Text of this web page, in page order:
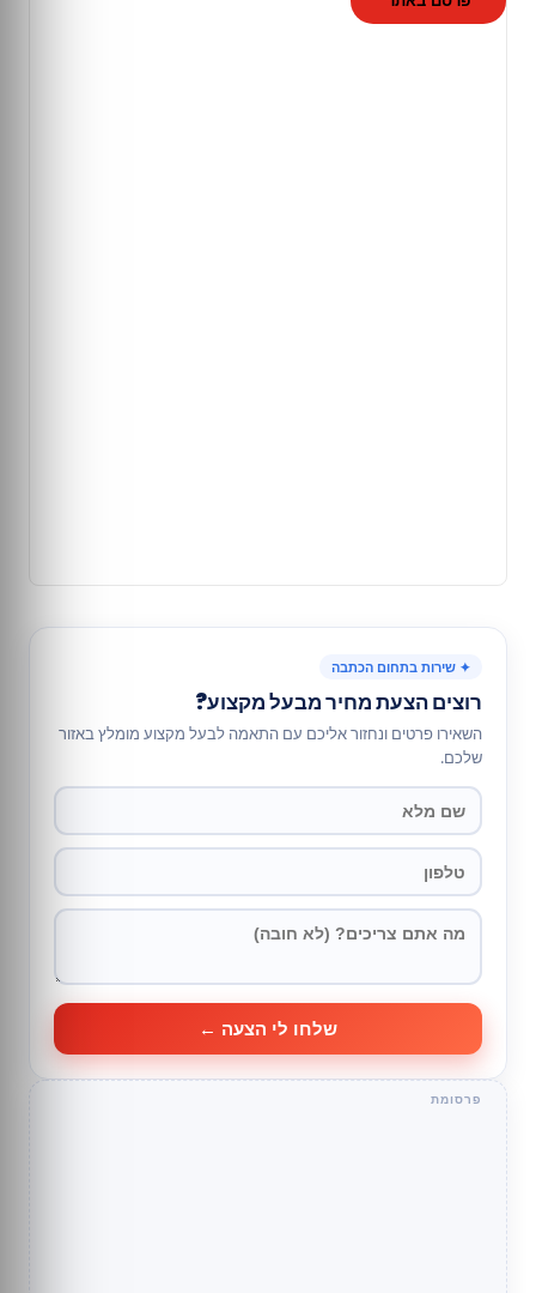
✦ שירות בתחום הכתבה
רוצים הצעת מחיר מבעל מקצוע?
השאירו פרטים ונחזור אליכם עם התאמה לבעל מקצוע מומלץ באזור
שלכם.
שלחו לי הצעה ←